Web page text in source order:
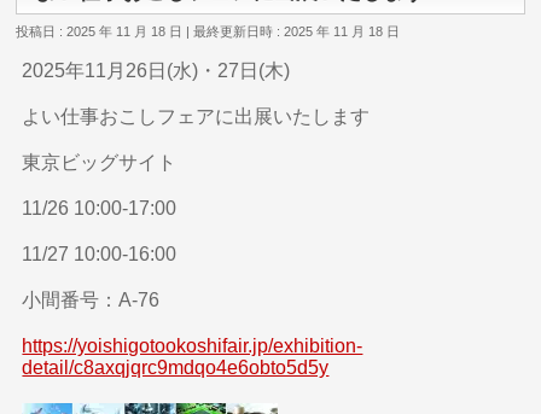
投稿日 : 2025 年 11 月 18 日 最終更新日時 : 2025 年 11 月 18 日
2025年11月26日(水)・27日(木)
よい仕事おこしフェアに出展いたします
東京ビッグサイト
11/26 10:00-17:00
11/27 10:00-16:00
小間番号：A-76
https://yoishigotookoshifair.jp/exhibition-
detail/c8axqjqrc9mdqo4e6obto5d5y